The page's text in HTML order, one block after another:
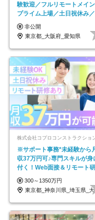
験歓迎／フルリモートメイ
プライム上場／土日祝休み
京・大阪・名古屋
非公開
東京都_大阪府_愛知県
※サポート事務*未経験から
収37万円可♪専門スキルが身
付く！Web面接＆リモート
も充実♪/a
300～1350万円
東京都_神奈川県_埼玉県_大阪府_愛知県…